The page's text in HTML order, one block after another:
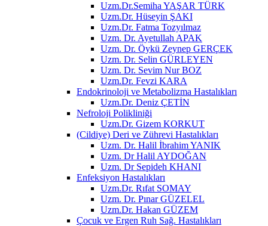
Uzm.Dr.Semiha YAŞAR TÜRK
Uzm.Dr. Hüseyin ŞAKI
Uzm.Dr. Fatma Tozyılmaz
Uzm. Dr. Ayetullah APAK
Uzm. Dr. Öykü Zeynep GERÇEK
Uzm. Dr. Selin GÜRLEYEN
Uzm. Dr. Sevim Nur BOZ
Uzm.Dr. Fevzi KARA
Endokrinoloji ve Metabolizma Hastalıkları
Uzm.Dr. Deniz ÇETİN
Nefroloji Polikliniği
Uzm.Dr. Gizem KORKUT
(Cildiye) Deri ve Zührevi Hastalıkları
Uzm. Dr. Halil İbrahim YANIK
Uzm. Dr Halil AYDOĞAN
Uzm. Dr Sepideh KHANI
Enfeksiyon Hastalıkları
Uzm.Dr. Rıfat SOMAY
Uzm. Dr. Pınar GÜZELEL
Uzm.Dr. Hakan GÜZEM
Çocuk ve Ergen Ruh Sağ. Hastalıkları